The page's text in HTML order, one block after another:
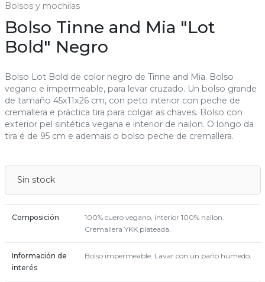
Bolsos y mochilas
Bolso Tinne and Mia "Lot
Bold" Negro
Bolso Lot Bold de color negro de Tinne and Mia. Bolso
vegano e impermeable, para levar cruzado. Un bolso grande
de tamaño 45x11x26 cm, con peto interior con peche de
cremallera e práctica tira para colgar as chaves. Bolso con
exterior pel sintética vegana e interior de nailon. O longo da
tira é de 95 cm e ademais o bolso peche de cremallera.
Sin stock
Composición
100% cuero vegano, interior 100% nailon.
Cremallera YKK plateada.
Información de
interés
Bolso impermeable. Lavar con un paño húmedo.